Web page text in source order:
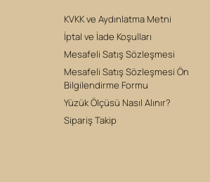
KVKK ve Aydınlatma Metni
İptal ve İade Koşulları
Mesafeli Satış Sözleşmesi
Mesafeli Satış Sözleşmesi Ön
Bilgilendirme Formu
Yüzük Ölçüsü Nasıl Alınır?
Sipariş Takip